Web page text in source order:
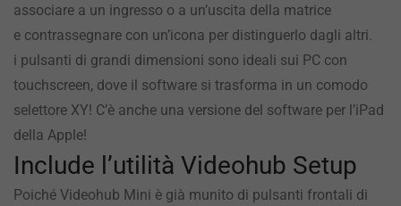
associare a un ingresso o a un’uscita della matrice
e contrassegnare con un’icona per distinguerlo dagli altri.
i pulsanti di grandi dimensioni sono ideali sui PC con
touchscreen, dove il software si trasforma in un comodo
selettore XY! C’è anche una versione del software per l’iPad
della Apple!
Include l’utilità Videohub Setup
Poiché Videohub Mini è già munito di pulsanti frontali di